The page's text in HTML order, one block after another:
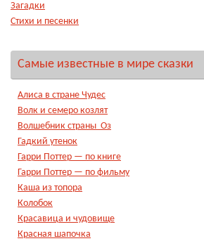
Загадки
Стихи и песенки
Самые известные в мире сказки
Алиса в стране Чудес
Волк и семеро козлят
Волшебник страны Оз
Гадкий утенок
Гарри Поттер — по книге
Гарри Поттер — по фильму
Каша из топора
Колобок
Красавица и чудовище
Красная шапочка